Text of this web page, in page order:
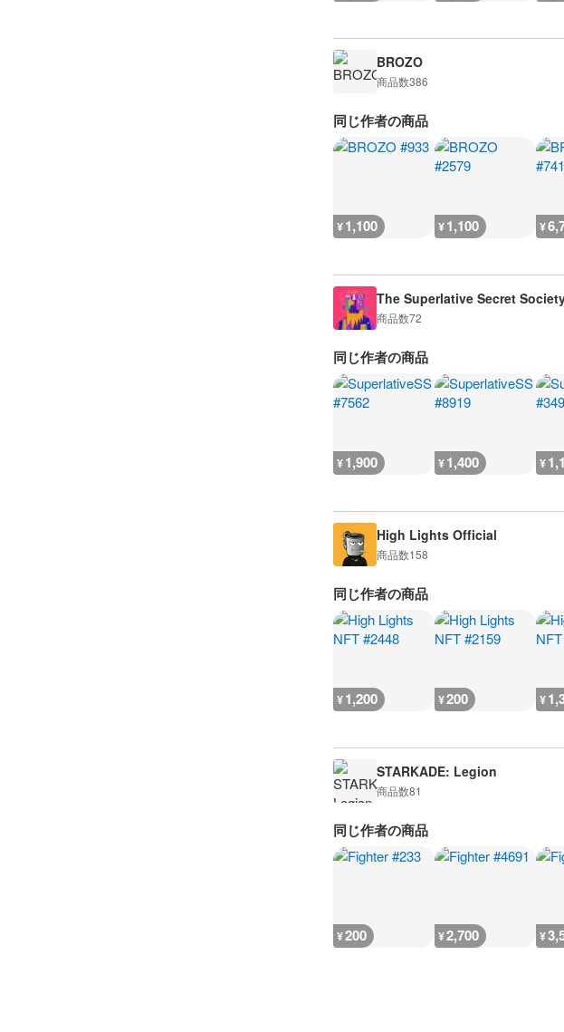
BROZO
商品数386
同じ作者の商品
¥1,100 ¥1,100 ¥
The Superlative Secret
商品数72
同じ作者の商品
¥1,900 ¥1,400 ¥
High Lights Official
商品数158
同じ作者の商品
¥1,200 ¥200 ¥
STARKADE: Legion
商品数81
同じ作者の商品
¥200 ¥2,700 ¥